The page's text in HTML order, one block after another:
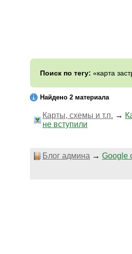
Поиск по тегу: «карта
Найдено 2 материала
Карты, схемы и т.п. →
не вступили
Блог админа → Google